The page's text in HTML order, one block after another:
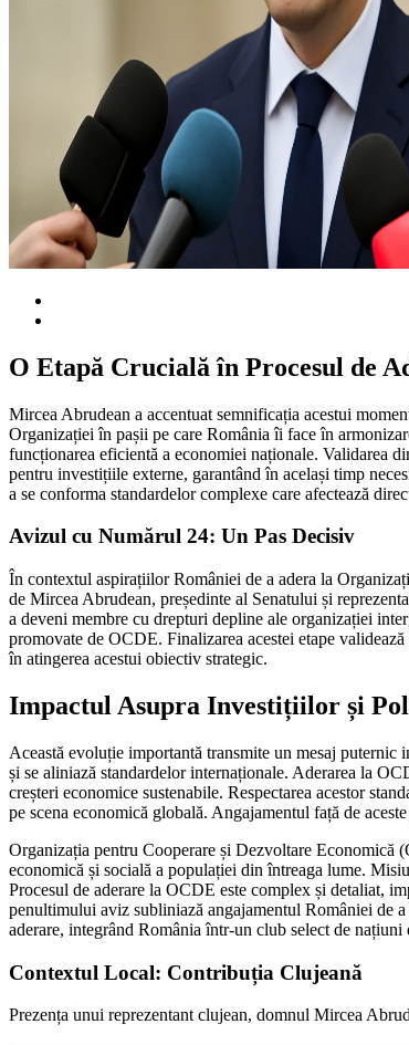
O Etapă Crucială în Procesul de
Mircea Abrudean a accentuat semnificația acestui
Organizației în pașii pe care România îi face în
funcționarea eficientă a economiei naționale. Validarea
pentru investițiile externe, garantând în același timp
a se conforma standardelor complexe care afectează
Avizul cu Numărul 24: Un Pas Decisiv
În contextul aspirațiilor României de a adera la
de Mircea Abrudean, președinte al Senatului și
a deveni membre cu drepturi depline ale organizației
promovate de OCDE. Finalizarea acestei etape
în atingerea acestui obiectiv strategic.
Impactul Asupra Investițiilor și
Această evoluție importantă transmite un mesaj
și se aliniază standardelor internaționale. Aderarea la
creșteri economice sustenabile. Respectarea acestor
pe scena economică globală. Angajamentul față de
Organizația pentru Cooperare și Dezvoltare Economică
economică și socială a populației din întreaga lume.
Procesul de aderare la OCDE este complex și detaliat,
penultimului aviz subliniază angajamentul României de
aderare, integrând România într-un club select de
Contextul Local: Contribuția Clujeană
Prezența unui reprezentant clujean, domnul Mircea